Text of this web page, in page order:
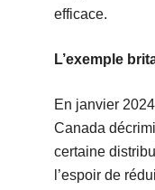
efficace.
L’exemple
En janvier
Canada
certaine
l’espoir de